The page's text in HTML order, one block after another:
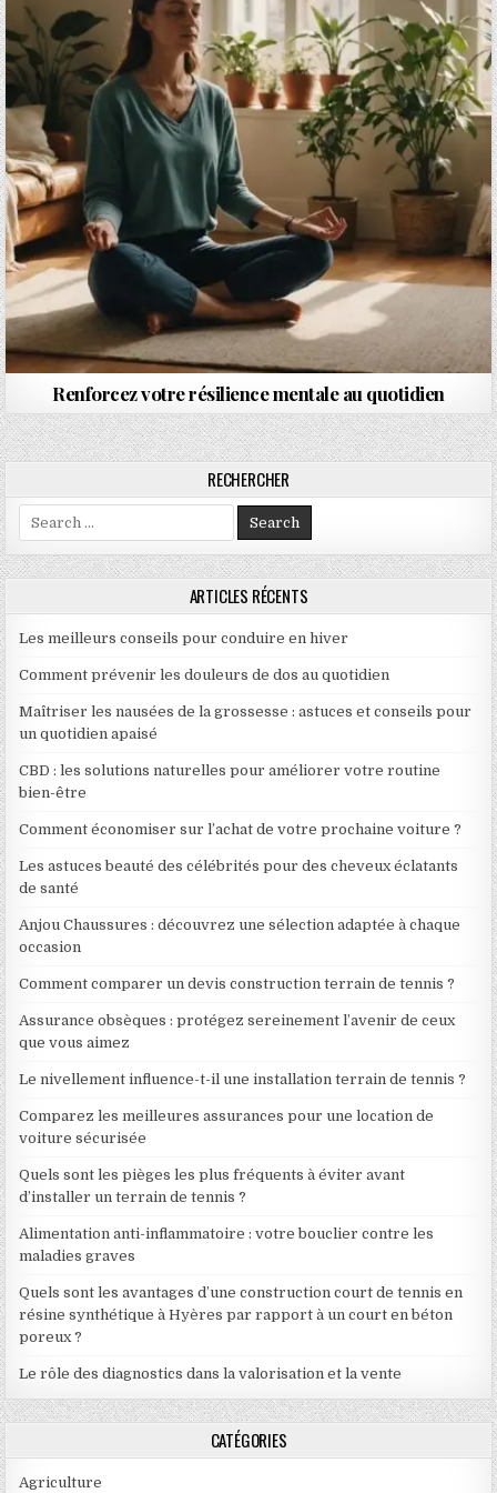
Renforcez votre résilience mentale au quotidien
RECHERCHER
Search for:
ARTICLES RÉCENTS
Les meilleurs conseils pour conduire en hiver
Comment prévenir les douleurs de dos au quotidien
Maîtriser les nausées de la grossesse : astuces et conseils pour
un quotidien apaisé
CBD : les solutions naturelles pour améliorer votre routine
bien-être
Comment économiser sur l’achat de votre prochaine voiture ?
Les astuces beauté des célébrités pour des cheveux éclatants
de santé
Anjou Chaussures : découvrez une sélection adaptée à chaque
occasion
Comment comparer un devis construction terrain de tennis ?
Assurance obsèques : protégez sereinement l’avenir de ceux
que vous aimez
Le nivellement influence-t-il une installation terrain de tennis ?
Comparez les meilleures assurances pour une location de
voiture sécurisée
Quels sont les pièges les plus fréquents à éviter avant
d’installer un terrain de tennis ?
Alimentation anti-inflammatoire : votre bouclier contre les
maladies graves
Quels sont les avantages d’une construction court de tennis en
résine synthétique à Hyères par rapport à un court en béton
poreux ?
Le rôle des diagnostics dans la valorisation et la vente
CATÉGORIES
Agriculture